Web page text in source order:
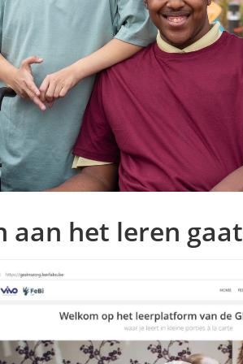
aan het leren gaat